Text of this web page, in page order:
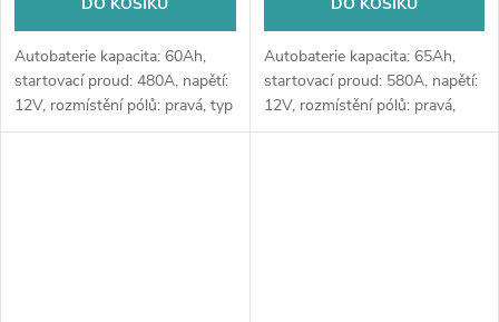
Autobaterie kapacita: 60Ah,
startovací proud: 480A, napětí:
12V, rozmístění pólů: pravá, typ
Asia, rozměry: 230 x 173 x 222,
Autobaterie kapacita: 65Ah,
startovací proud: 580A, napětí:
12V, rozmístění pólů: pravá,
rozměry: 230 x 173 x 222, typ